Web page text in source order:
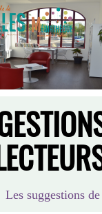
Les suggestions